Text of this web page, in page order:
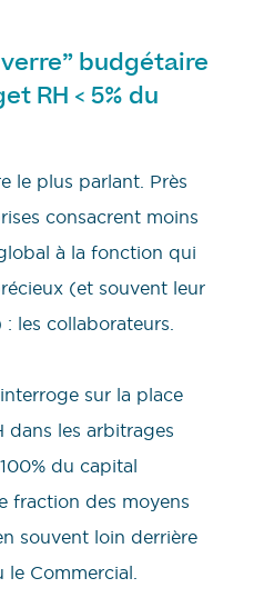
budgétaire
RH < 5% du
le plus parlant. Près
consacrent moins
à la fonction qui
(et souvent leur
les collaborateurs.
sur la place
dans les arbitrages
du capital
fraction des moyens
souvent loin derrière
le Commercial.